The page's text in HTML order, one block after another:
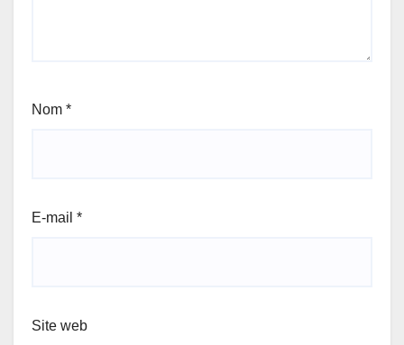
Nom *
E-mail *
Site web